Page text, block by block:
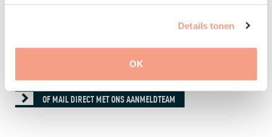
Details tonen
OK
onzeprofessionals paginaofneem direct contact op met
NEEM CONTACT OP VIA ONS CONTACTFORMULIER
OF MAIL DIRECT MET ONS AANMELDTEAM